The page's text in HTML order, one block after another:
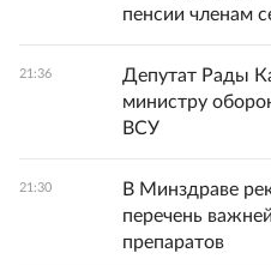
пенсии членам
21:36
Депутат Рады
министру
ВСУ
21:30
В Минздраве
перечень
препаратов